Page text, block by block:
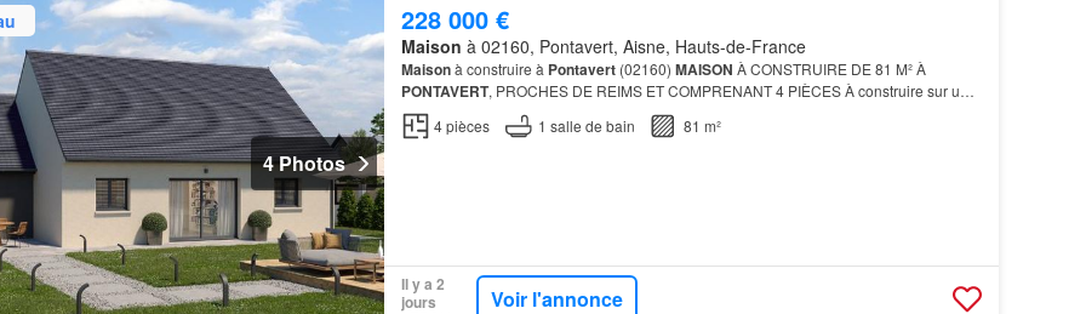
4 Photos
228 000 €
Maison à 02160, Pontavert, Aisne, Hauts-de-France
Maisonà construire à Pontavert(02160) MAISON À CONSTRUIRE DE 81 M² À
PONTAVERT, PROCHES DE REIMS ET COMPRENANT 4 PIÈCES À construire sur un
terrain de Cette
maison à édifier offre une surface habitable de 81 m², avec quatre…
4pièces 1 salle de bain 81 m²
Il y a 2
jours
Voir l'annonce